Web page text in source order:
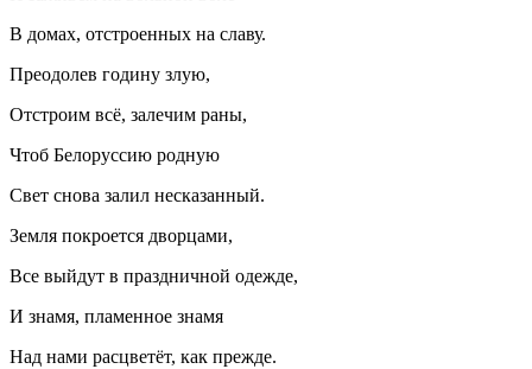
В домах, отстроенных на славу.
Преодолев годину злую,
Отстроим всё, залечим раны,
Чтоб Белоруссию родную
Свет снова залил несказанный.
Земля покроется дворцами,
Все выйдут в праздничной одежде,
И знамя, пламенное знамя
Над нами расцветёт, как прежде.